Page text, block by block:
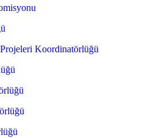
Koordinatörlüğü